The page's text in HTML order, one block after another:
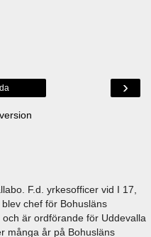
›
F.d. yrkesofficer vid I 17,
chef för Bohusläns
är ordförande för Uddevalla
många år på Bohusläns